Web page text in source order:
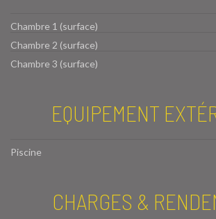
Chambre 1 (surface)
Chambre 2 (surface)
Chambre 3 (surface)
EQUIPEMENT
Piscine
CHARGES &